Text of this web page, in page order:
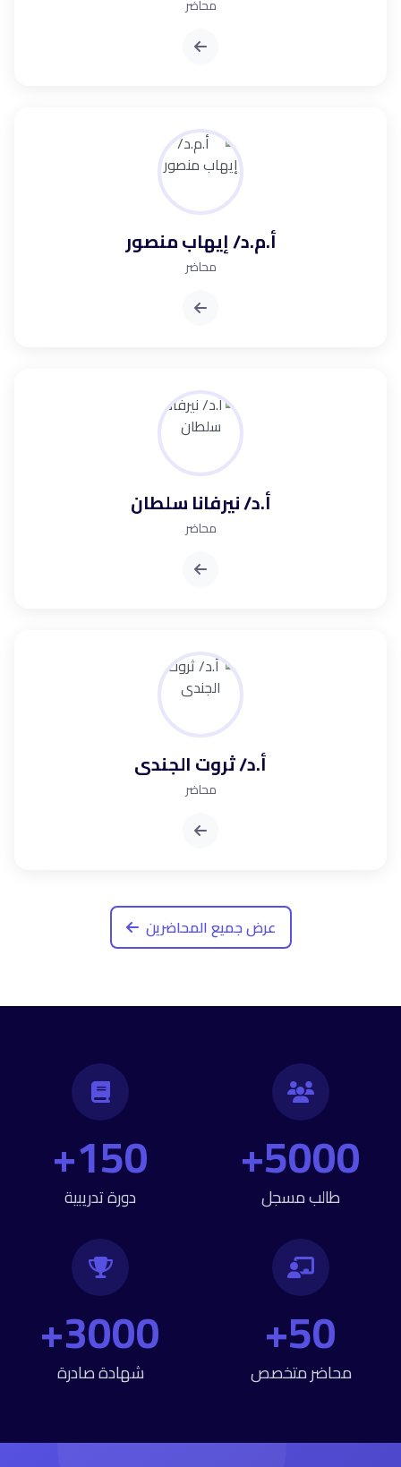
محاضر
أ.م.د/ إيهاب منصور
محاضر
أ.د/ نيرفانا سلطان
محاضر
أ.د/ ثروت الجندى
محاضر
عرض جميع المحاضرين
5000+
طالب مسجل
150+
دورة تدريبية
50+
محاضر متخصص
3000+
شهادة صادرة